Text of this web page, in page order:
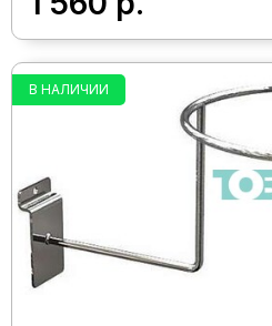
В НАЛИЧИИ